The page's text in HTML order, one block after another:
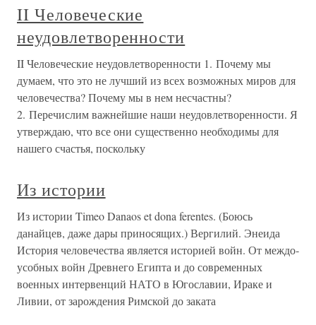
II Человеческие
неудовлетворенности
II Человеческие неудовлетворенности 1. Почему мы
думаем, что это не лучший из всех возможных миров для
человечества? Почему мы в нем несчастны?
2. Перечислим важнейшие наши неудовлетворенности. Я
утверждаю, что все они существенно необходимы для
нашего счастья, поскольку
Из истории
Из истории Timeo Danaos et dona ferentes. (Боюсь
данайцев, даже дары приносящих.) Вергилий. Энеида
История человечества является историей войн. От междо­
усобных войн Древнего Египта и до современных
военных интервенций НАТО в Югославии, Ираке и
Ливии, от зарождения Римской до заката